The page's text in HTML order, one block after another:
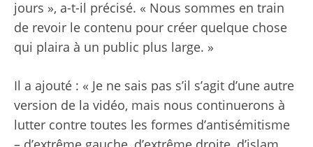
jours », a-t-il précisé. « Nous sommes en train
de revoir le contenu pour créer quelque chose
qui plaira à un public plus large. »
Il a ajouté : « Je ne sais pas s’il s’agit d’une autre
version de la vidéo, mais nous continuerons à
lutter contre toutes les formes d’antisémitisme